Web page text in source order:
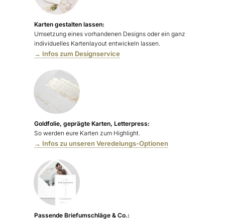
Karten gestalten lassen:
Umsetzung eines vorhandenen Designs oder ein ganz
individuelles Kartenlayout entwickeln lassen.
→ Infos zum Designservice
Goldfolie, geprägte Karten, Letterpress:
So werden eure Karten zum Highlight.
→ Infos zu unseren Veredelungs-Optionen
Passende Briefumschläge & Co.: